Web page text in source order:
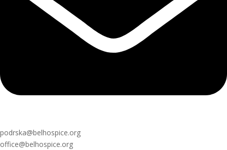
podrska@belhospice.org
office@belhospice.org